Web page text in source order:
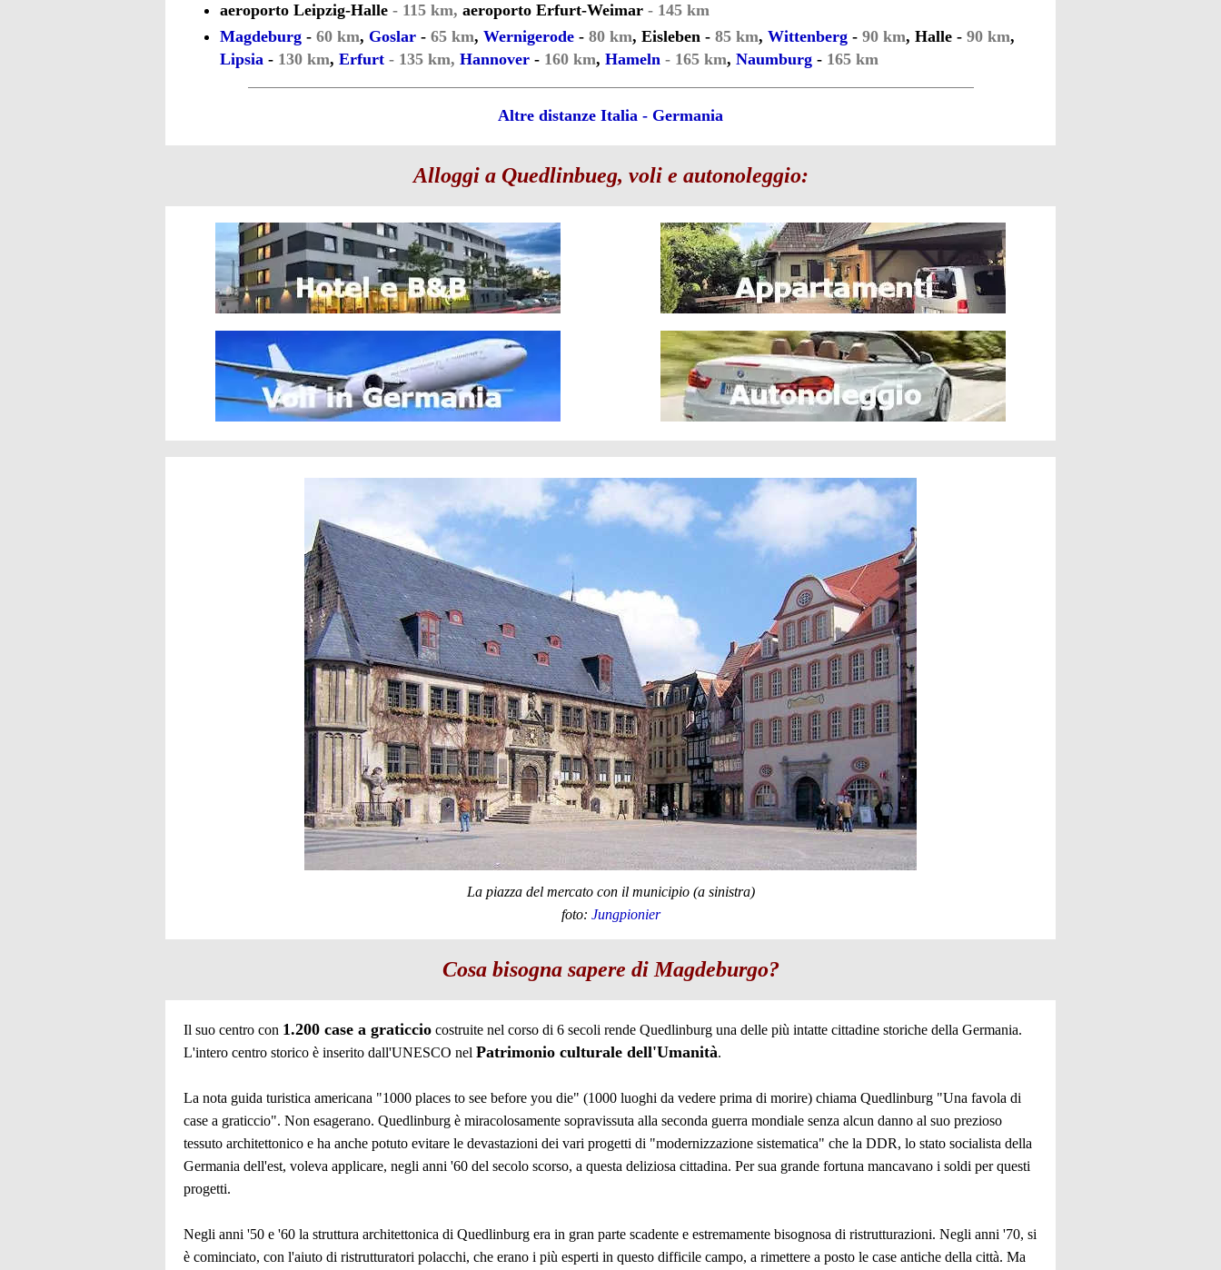
aeroporto Leipzig-Halle - 115 km, aeroporto Erfurt-Weimar - 145 km
Magdeburg - 60 km, Goslar - 65 km, Wernigerode - 80 km, Eisleben - 85 km, Wittenberg - 90 km, Halle - 90 km,
Lipsia - 130 km, Erfurt - 135 km, Hannover - 160 km, Hameln - 165 km, Naumburg - 165 km
Altre distanze Italia - Germania
Alloggi a Quedlinbueg, voli e autonoleggio:
La piazza del mercato con il municipio (a sinistra)
foto: Jungpionier
Cosa bisogna sapere di Magdeburgo?
Il suo centro con 1.200 case a graticcio costruite nel corso di 6 secoli rende Quedlinburg una delle più intatte cittadine storiche della Germania.
L'intero centro storico è inserito dall'UNESCO nel Patrimonio culturale dell'Umanità.
La nota guida turistica americana "1000 places to see before you die" (1000 luoghi da vedere prima di morire) chiama Quedlinburg "Una favola di
case a graticcio". Non esagerano. Quedlinburg è miracolosamente sopravissuta alla seconda guerra mondiale senza alcun danno al suo prezioso
tessuto architettonico e ha anche potuto evitare le devastazioni dei vari progetti di "modernizzazione sistematica" che la DDR, lo stato socialista della
Germania dell'est, voleva applicare, negli anni '60 del secolo scorso, a questa deliziosa cittadina. Per sua grande fortuna mancavano i soldi per questi
progetti.
Negli anni '50 e '60 la struttura architettonica di Quedlinburg era in gran parte scadente e estremamente bisognosa di ristrutturazioni. Negli anni '70, si
è cominciato, con l'aiuto di ristrutturatori polacchi, che erano i più esperti in questo difficile campo, a rimettere a posto le case antiche della città. Ma